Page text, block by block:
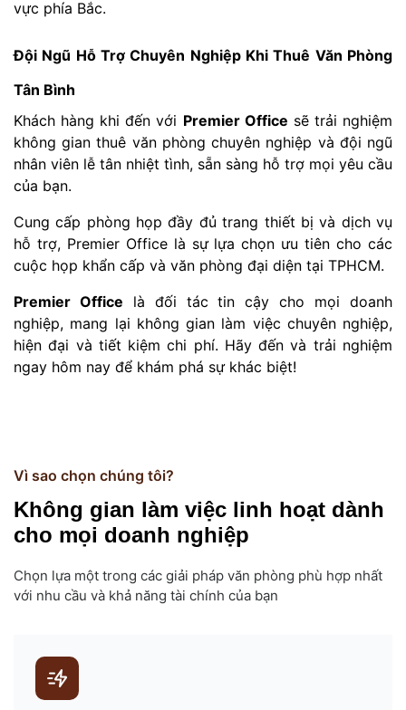
vực phía Bắc.
Đội Ngũ Hỗ Trợ Chuyên Nghiệp Khi Thuê Văn Phòng
Tân Bình
Khách hàng khi đến với Premier Office sẽ trải nghiệm
không gian thuê văn phòng chuyên nghiệp và đội ngũ
nhân viên lễ tân nhiệt tình, sẵn sàng hỗ trợ mọi yêu cầu
của bạn.
Cung cấp phòng họp đầy đủ trang thiết bị và dịch vụ
hỗ trợ, Premier Office là sự lựa chọn ưu tiên cho các
cuộc họp khẩn cấp và văn phòng đại diện tại TPHCM.
Premier Office là đối tác tin cậy cho mọi doanh
nghiệp, mang lại không gian làm việc chuyên nghiệp,
hiện đại và tiết kiệm chi phí. Hãy đến và trải nghiệm
ngay hôm nay để khám phá sự khác biệt!
Vì sao chọn chúng tôi?
Không gian làm việc linh hoạt dành
cho mọi doanh nghiệp
Chọn lựa một trong các giải pháp văn phòng phù hợp nhất
với nhu cầu và khả năng tài chính của bạn